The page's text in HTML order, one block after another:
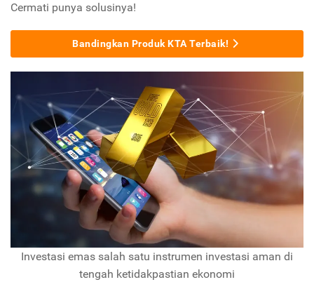
Cermati punya solusinya!
Bandingkan Produk KTA Terbaik!
Investasi emas salah satu instrumen investasi aman di
tengah ketidakpastian ekonomi